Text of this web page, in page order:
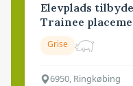
Elevplads
Trainee
Grise
6950, Ringkøbing